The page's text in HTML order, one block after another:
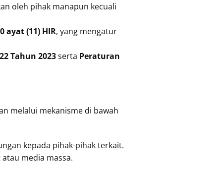
oleh pihak manapun kecuali
ayat (11) HIR, yang mengatur
Tahun 2023serta Peraturan
melalui mekanisme di bawah
kepada pihak-pihak terkait.
media massa.